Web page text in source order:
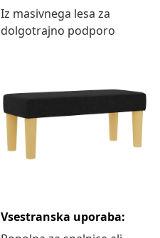
Iz masivnega lesa za
dolgotrajno podporo
Vsestranska uporaba: